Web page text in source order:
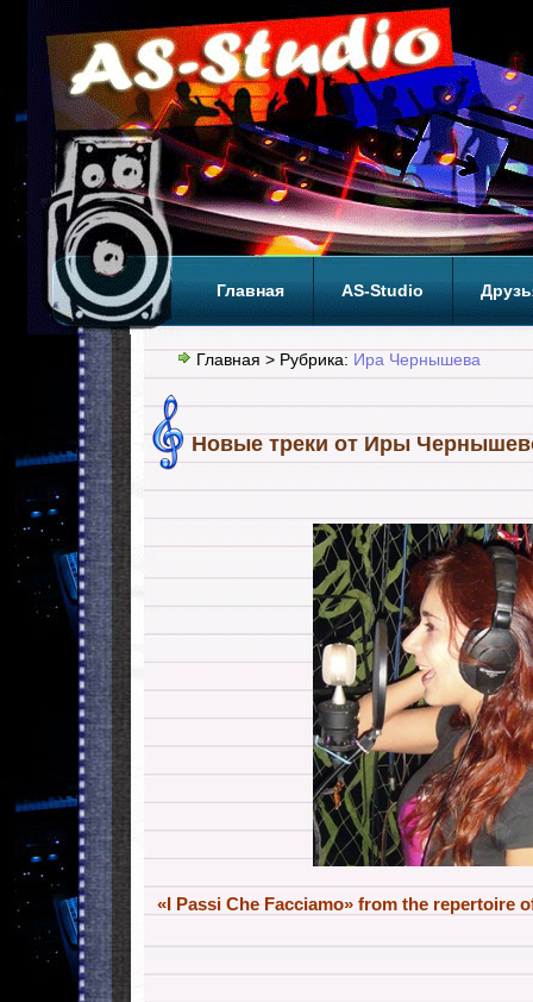
Главная AS-Studio
Теги ТОП
Главная > Рубрика: Ира Чернышева
Новые треки от Иры
«I Passi Che Facciamo» from the repertoire